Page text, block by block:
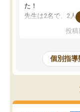
た！
先生は2名で、2人
優しいです！分か
しやすく、苦手
季節ごとの春季・
ちろん、受験生
しています。最後
を維持して頑張れ
かげです。自信を
る塾です！
投稿
個別指導